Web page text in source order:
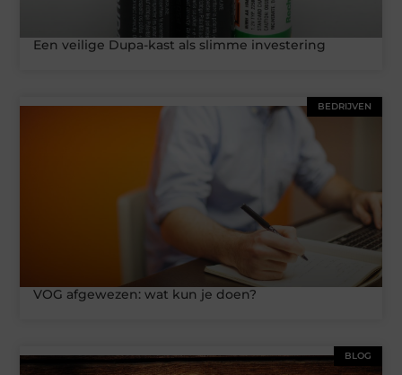
Een veilige Dupa-kast als slimme investering
BEDRIJVEN
VOG afgewezen: wat kun je doen?
BLOG